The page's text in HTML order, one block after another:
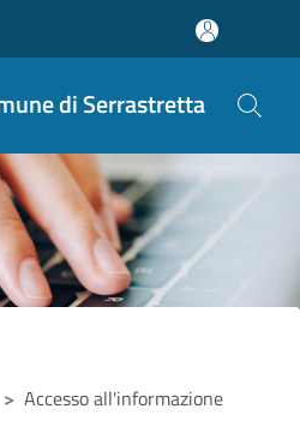
di Serrastretta
> Accesso all'informazione